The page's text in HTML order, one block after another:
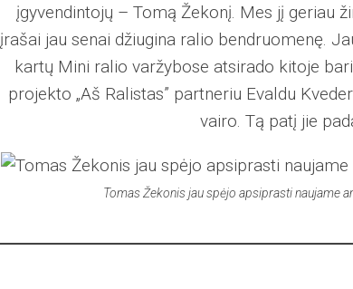
įgyvendintojų – Tomą Žekonį. Mes jį geriau
įrašai jau senai džiugina ralio bendruomenę.
kartų Mini ralio varžybose atsirado kitoje
projekto „Aš Ralistas” partneriu Evaldu
vairo. Tą patį jie
Tomas Žekonis jau spėjo apsiprasti naujame